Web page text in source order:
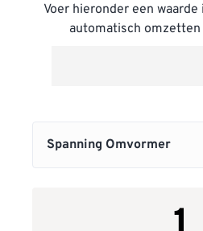
Voer hieronder een
automatisch omzetten